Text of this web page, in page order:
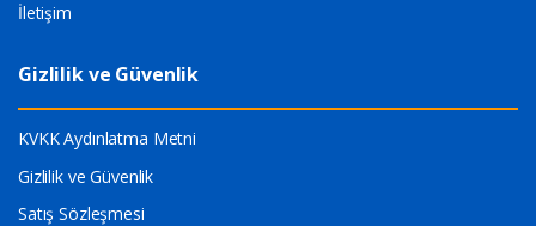
İletişim
Gizlilik ve Güvenlik
KVKK Aydınlatma Metni
Gizlilik ve Güvenlik
Satış Sözleşmesi